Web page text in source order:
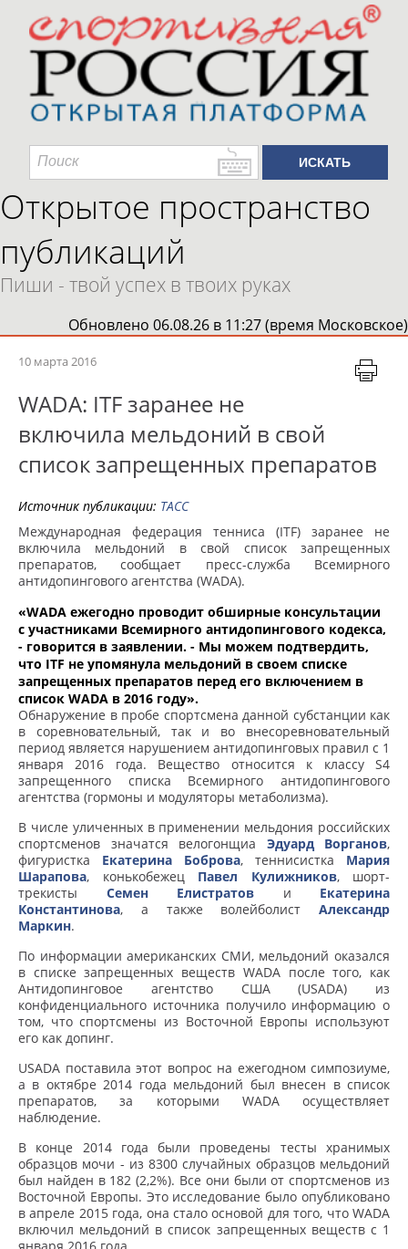
Открытое пространство
публикаций
Пиши - твой успех в твоих руках
Обновлено 06.08.26 в 11:27 (время Московское)
10 марта 2016
WADA: ITF заранее не
включила мельдоний в свой
список запрещенных препаратов
Источник публикации: ТАСС
Международная федерация тенниса (ITF) заранее не
включила мельдоний в свой список запрещенных
препаратов, сообщает пресс-служба Всемирного
антидопингового агентства (WADA).
«WADA ежегодно проводит обширные консультации
с участниками Всемирного антидопингового кодекса,
- говорится в заявлении. - Мы можем подтвердить,
что ITF не упомянула мельдоний в своем списке
запрещенных препаратов перед его включением в
список WADA в 2016 году».
Обнаружение в пробе спортсмена данной субстанции как
в соревновательный, так и во внесоревновательный
период является нарушением антидопинговых правил с 1
января 2016 года. Вещество относится к классу S4
запрещенного списка Всемирного антидопингового
агентства (гормоны и модуляторы метаболизма).
В числе уличенных в применении мельдония российских
спортсменов значатся велогонщиа Эдуард Ворганов,
фигуристка Екатерина Боброва, теннисистка Мария
Шарапова, конькобежец Павел Кулижников, шорт-
трекисты Семен Елистратов и Екатерина
Константинова, а также волейболист Александр
Маркин.
По информации американских СМИ, мельдоний оказался
в списке запрещенных веществ WADA после того, как
Антидопинговое агентство США (USADA) из
конфиденциального источника получило информацию о
том, что спортсмены из Восточной Европы используют
его как допинг.
USADA поставила этот вопрос на ежегодном симпозиуме,
а в октябре 2014 года мельдоний был внесен в список
препаратов, за которыми WADA осуществляет
наблюдение.
В конце 2014 года были проведены тесты хранимых
образцов мочи - из 8300 случайных образцов мельдоний
был найден в 182 (2,2%). Все они были от спортсменов из
Восточной Европы. Это исследование было опубликовано
в апреле 2015 года, она стало основой для того, что WADA
включил мельдоний в список запрещенных веществ с 1